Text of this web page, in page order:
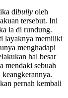
dibully oleh
tersebut. Ini
ia di rundung.
layaknya memiliki
menghadapi
hal besar
mendaki sebuah
pernah kembali